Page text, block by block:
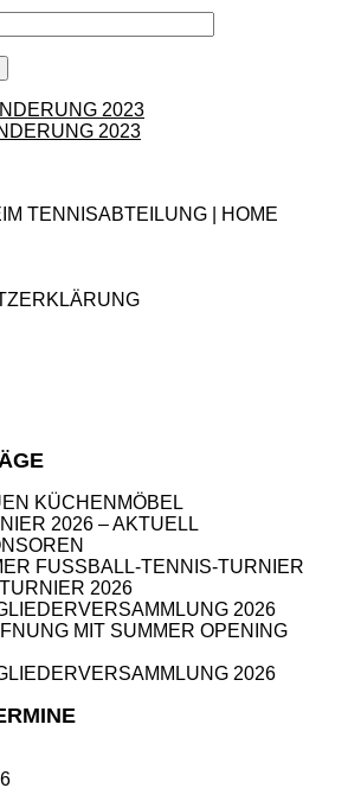
2023
2023
TENNISABTEILUNG | HOME
KÜCHENMÖBEL
2026 – AKTUELL
FUSSBALL-TENNIS-TURNIER
2026
2026
MIT SUMMER OPENING
2026